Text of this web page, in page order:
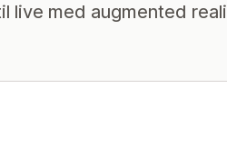
live med augmented